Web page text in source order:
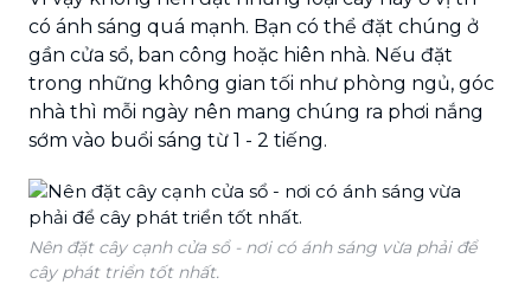
có ánh sáng quá mạnh. Bạn có thể đặt chúng ở
gần cửa sổ, ban công hoặc hiên nhà. Nếu đặt
trong những không gian tối như phòng ngủ, góc
nhà thì mỗi ngày nên mang chúng ra phơi nắng
sớm vào buổi sáng từ 1 - 2 tiếng.
Nên đặt cây cạnh cửa sổ - nơi có ánh sáng vừa phải để
cây phát triển tốt nhất.